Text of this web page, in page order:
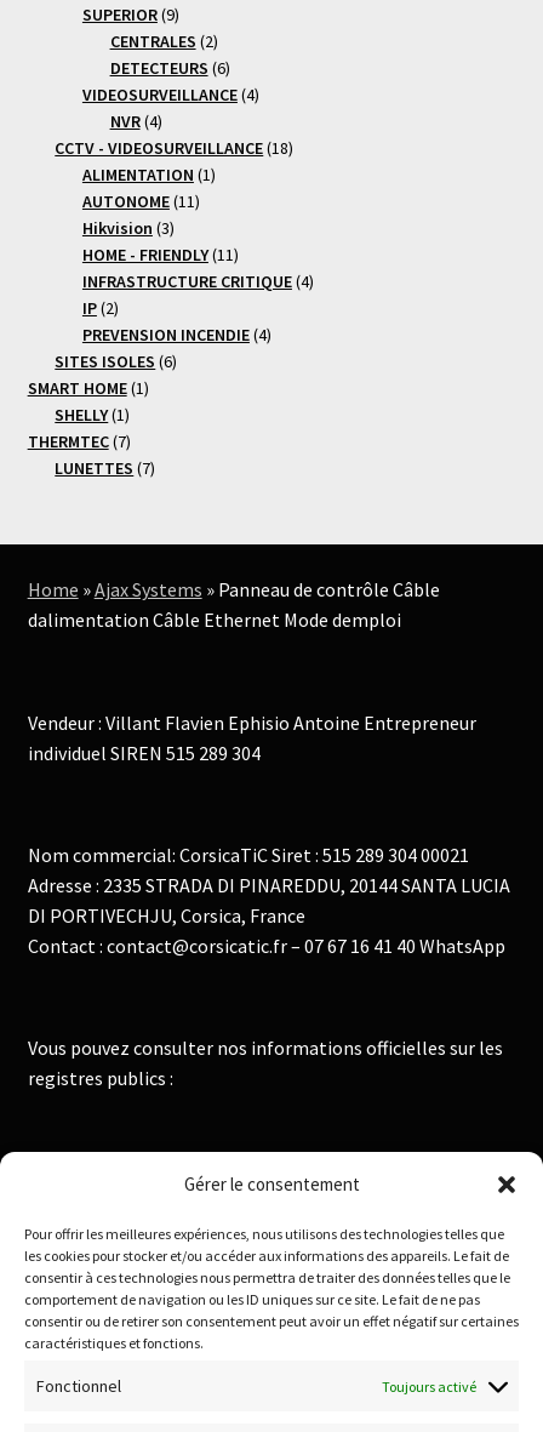
Gérer le consentement
Pour offrir les meilleures expériences, nous utilisons des technologies telles que
les cookies pour stocker et/ou accéder aux informations des appareils. Le fait de
consentir à ces technologies nous permettra de traiter des données telles que le
comportement de navigation ou les ID uniques sur ce site. Le fait de ne pas
consentir ou de retirer son consentement peut avoir un effet négatif sur certaines
caractéristiques et fonctions.
Fonctionnel Toujours activé
SUPERIOR 99
produits
CENTRALES 22
produits
DETECTEURS 66
produits
VIDEOSURVEILLANCE 44
NVR 44
produits
CCTV - VIDEOSURVEILLANCE 1818
ALIMENTATION 11
AUTONOME 1111
Hikvision 33
produits
HOME - FRIENDLY 1111
produits
INFRASTRUCTURE CRITIQUE 44
IP 22
produits
PREVENSION INCENDIE 44
SITES ISOLES 66
SMART HOME 11
SHELLY 11
produit
THERMTEC 77
produits
LUNETTES 77
Home »Ajax Systems »Panneau de contrôle Câble
dalimentation Câble Ethernet Mode demploi
Vendeur : Villant Flavien Ephisio Antoine Entrepreneur
individuel SIREN 515 289 304
Nom commercial: CorsicaTiC Siret : 515 289 304 00021
Adresse : 2335 STRADA DI PINAREDDU, 20144 SANTA LUCIA
DI PORTIVECHJU, Corsica, France
Contact : contact@corsicatic.fr – 07 67 16 41 40 WhatsApp
Vous pouvez consulter nos informations officielles sur les
registres publics :
Institut National de la Propriété Industrielle :
Infogreffe : https://www.infogreffe.fr
Politique de confidentialité